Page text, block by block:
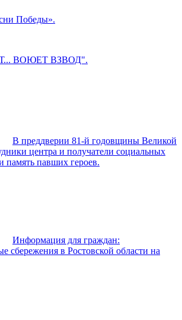
Победы».
ВОЮЕТ ВЗВОД".
В преддверии 81-й годовщины Великой
центра и получатели социальных
память павших героев.
Информация для граждан:
сбережения в Ростовской области на